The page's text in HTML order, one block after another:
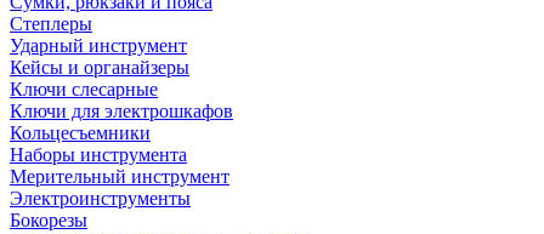
Степлеры
Ударный инструмент
Кейсы и органайзеры
Ключи слесарные
Ключи для электрошкафов
Кольцесъемники
Наборы инструмента
Мерительный инструмент
Электроинструменты
Бокорезы